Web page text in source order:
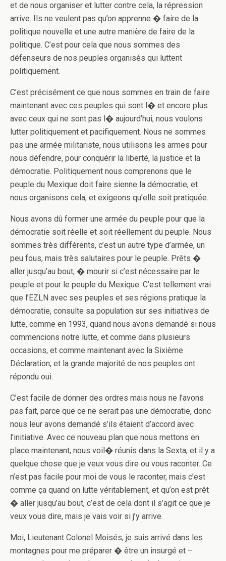
et de nous organiser et lutter contre cela, la répression
arrive. Ils ne veulent pas qu’on apprenne � faire de la
politique nouvelle et une autre manière de faire de la
politique. C’est pour cela que nous sommes des
défenseurs de nos peuples organisés qui luttent
politiquement.
C’est précisément ce que nous sommes en train de faire
maintenant avec ces peuples qui sont l� et encore plus
avec ceux qui ne sont pas l� aujourd’hui, nous voulons
lutter politiquement et pacifiquement. Nous ne sommes
pas une armée militariste, nous utilisons les armes pour
nous défendre, pour conquérir la liberté, la justice et la
démocratie. Politiquement nous comprenons que le
peuple du Mexique doit faire sienne la démocratie, et
nous organisons cela, et exigeons qu’elle soit pratiquée.
Nous avons dû former une armée du peuple pour que la
démocratie soit réelle et soit réellement du peuple. Nous
sommes très différents, c’est un autre type d’armée, un
peu fous, mais très salutaires pour le peuple. Prêts �
aller jusqu’au bout, � mourir si c’est nécessaire par le
peuple et pour le peuple du Mexique. C’est tellement vrai
que l’EZLN avec ses peuples et ses régions pratique la
démocratie, consulte sa population sur ses initiatives de
lutte, comme en 1993, quand nous avons demandé si nous
commencions notre lutte, et comme dans plusieurs
occasions, et comme maintenant avec la Sixième
Déclaration, et la grande majorité de nos peuples o­nt
répondu oui.
C’est facile de donner des ordres mais nous ne l’avons
pas fait, parce que ce ne serait pas une démocratie, donc
nous leur avons demandé s’ils étaient d’accord avec
l’initiative. Avec ce nouveau plan que nous mettons en
place maintenant, nous voil� réunis dans la Sexta, et il y a
quelque chose que je veux vous dire ou vous raconter. Ce
n’est pas facile pour moi de vous le raconter, mais c’est
comme ça quand o­n lutte véritablement, et qu’on est prêt
� aller jusqu’au bout, c’est de cela dont il s’agit ce que je
veux vous dire, mais je vais voir si j’y arrive.
Moi, Lieutenant Colonel Moisés, je suis arrivé dans les
montagnes pour me préparer � être un insurgé et –